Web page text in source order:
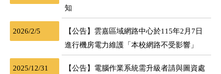
知
2026/2/5
【公告】雲嘉區域網路中心於115年2月7日
進行機房電力維護「本校網路不受影響」
2025/12/31
【公告】電腦作業系統需升級者請與圖資處